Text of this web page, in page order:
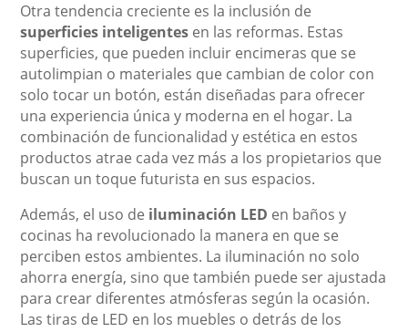
Otra tendencia creciente es la inclusión de
superficies inteligentes en las reformas. Estas
superficies, que pueden incluir encimeras que se
autolimpian o materiales que cambian de color con
solo tocar un botón, están diseñadas para ofrecer
una experiencia única y moderna en el hogar. La
combinación de funcionalidad y estética en estos
productos atrae cada vez más a los propietarios que
buscan un toque futurista en sus espacios.
Además, el uso de iluminación LED en baños y
cocinas ha revolucionado la manera en que se
perciben estos ambientes. La iluminación no solo
ahorra energía, sino que también puede ser ajustada
para crear diferentes atmósferas según la ocasión.
Las tiras de LED en los muebles o detrás de los